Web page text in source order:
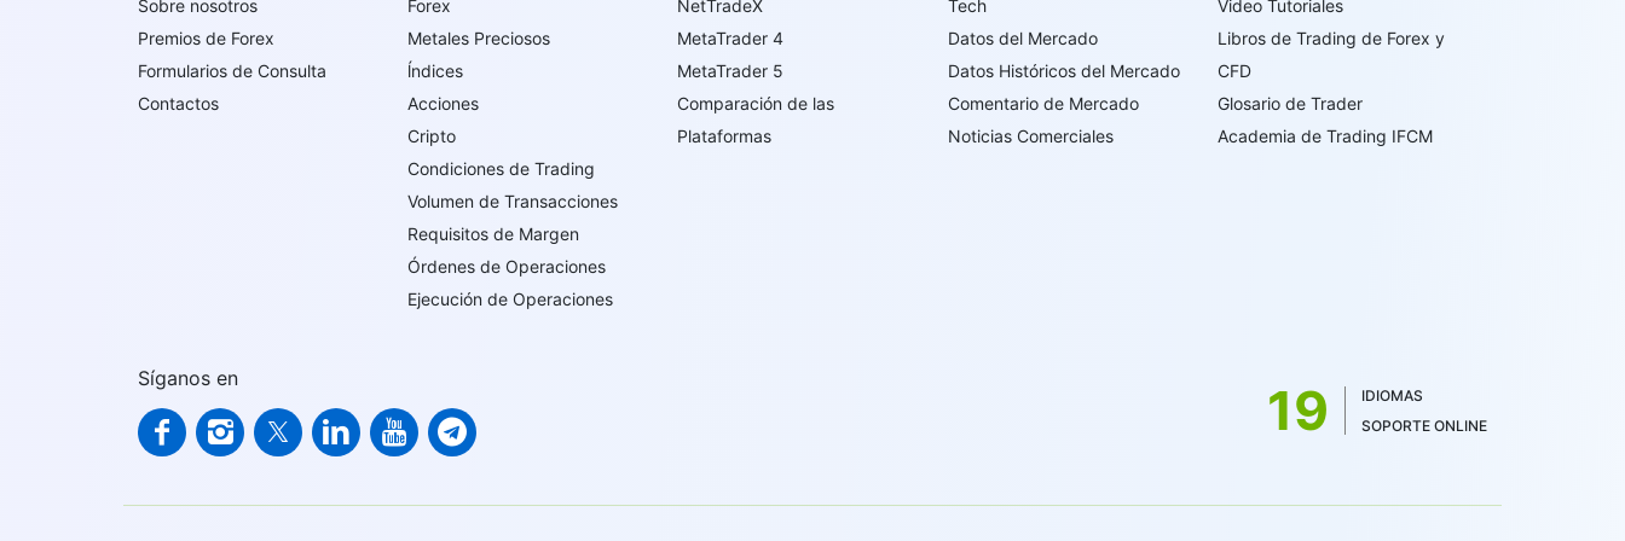
Sobre nosotros
Premios de Forex
Formularios de Consulta
Contactos
Forex
Metales Preciosos
ĺndices
Acciones
Cripto
Condiciones de Trading
Volumen de Transacciones
Requisitos de Margen
Órdenes de Operaciones
Ejecución de Operaciones
NetTradeX
MetaTrader 4
MetaTrader 5
Comparación de las
Plataformas
Tech
Datos del Mercado
Datos Históricos del Mercado
Comentario de Mercado
Noticias Comerciales
Video Tutoriales
Libros de Trading de Forex y
CFD
Glosario de Trader
Academia de Trading IFCM
Síganos en 19
IDIOMAS
SOPORTE ONLINE